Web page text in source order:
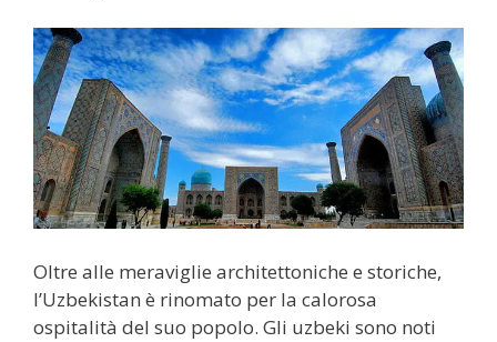
Oltre alle meraviglie architettoniche e storiche,
l’Uzbekistan è rinomato per la calorosa
ospitalità del suo popolo. Gli uzbeki sono noti